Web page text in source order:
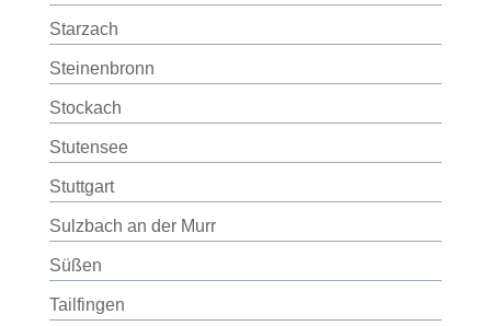
Starzach
Steinenbronn
Stockach
Stutensee
Stuttgart
Sulzbach an der Murr
Süßen
Tailfingen